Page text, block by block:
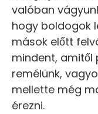
valóban
hogy boldogok
mások előtt
mindent, amitől
remélünk,
mellette még
érezni.